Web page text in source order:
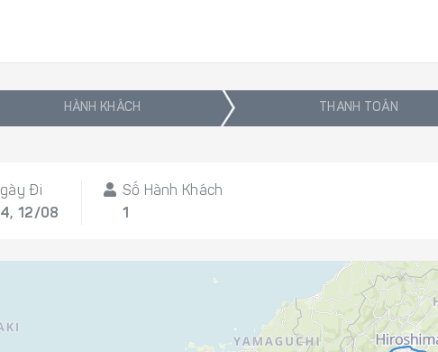
HÀNH KHÁCH THANH TOÁN
Đi
12/08
Số Hành Khách
1